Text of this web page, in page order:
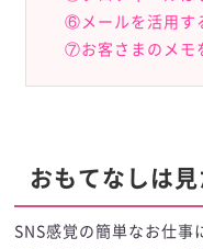
⑥メールを活用す
⑦お客さまのメモ
おもてなしは見
SNS感覚の簡単なお仕事